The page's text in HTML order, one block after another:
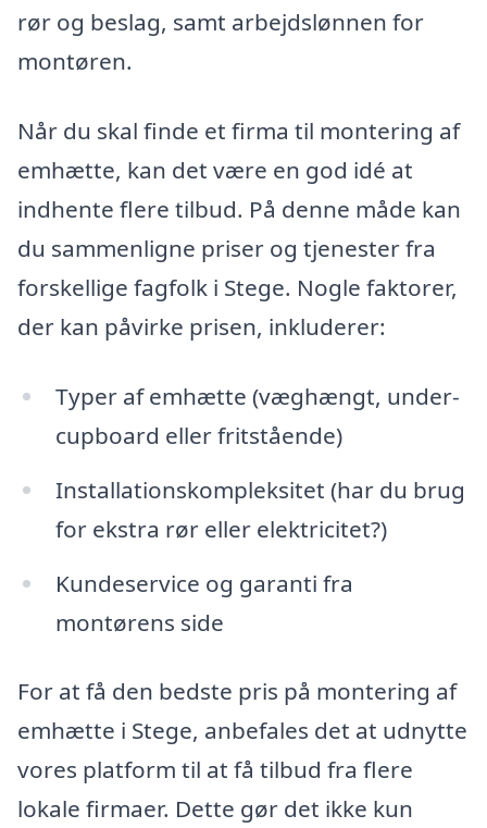
rør og beslag, samt arbejdslønnen for
montøren.
Når du skal finde et firma til montering af
emhætte, kan det være en god idé at
indhente flere tilbud. På denne måde kan
du sammenligne priser og tjenester fra
forskellige fagfolk i Stege. Nogle faktorer,
der kan påvirke prisen, inkluderer:
Typer af emhætte (væghængt, under-
cupboard eller fritstående)
Installationskompleksitet (har du brug
for ekstra rør eller elektricitet?)
Kundeservice og garanti fra
montørens side
For at få den bedste pris på montering af
emhætte i Stege, anbefales det at udnytte
vores platform til at få tilbud fra flere
lokale firmaer. Dette gør det ikke kun